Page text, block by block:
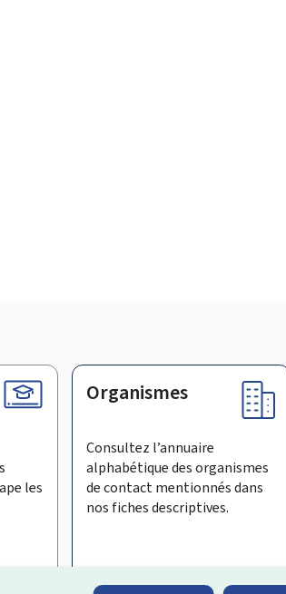
les
Organismes
Consultez l’annuaire
alphabétique des organismes
de contact mentionnés dans
nos fiches descriptives.